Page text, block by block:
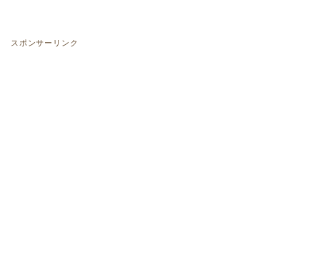
スポンサーリンク